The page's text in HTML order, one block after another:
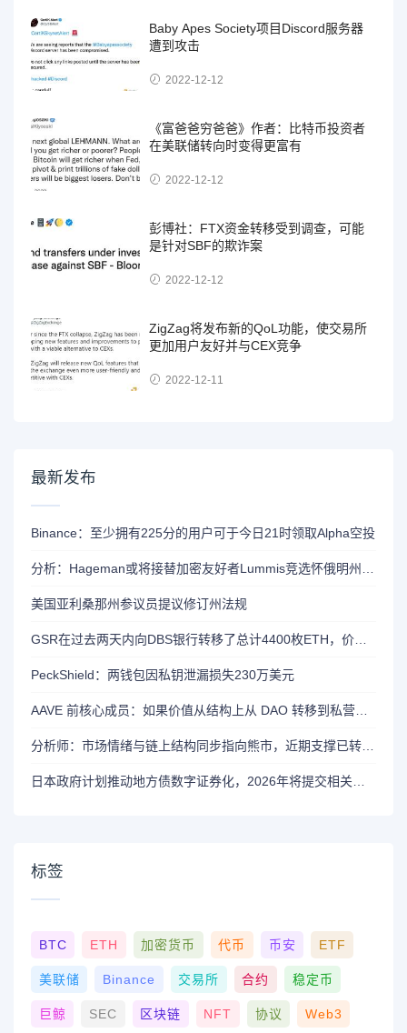
Baby Apes Society项目Discord服务器
遭到攻击
2022-12-12
《富爸爸穷爸爸》作者：比特币投资者
在美联储转向时变得更富有
2022-12-12
彭博社：FTX资金转移受到调查，可能
是针对SBF的欺诈案
2022-12-12
ZigZag将发布新的QoL功能，使交易所
更加用户友好并与CEX竞争
2022-12-11
最新发布
Binance：至少拥有225分的用户可于今日21时领取Alpha空投
美国亚利桑那州参议员提议修订州法规
PeckShield：两钱包因私钥泄漏损失230万美元
标签
BTC ETH 加密货币 代币 币安 ETF
美联储 Binance 交易所 合约 稳定币
巨鲸 SEC 区块链 NFT 协议 Web3